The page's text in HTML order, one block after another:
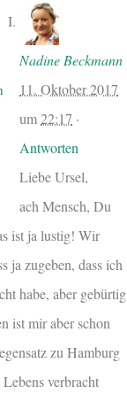
Nadine Beckmann
11. Oktober 2017
um22:17 ·
Antworten
Liebe Ursel,
ach Mensch, Du
ist ja lustig! Wir
ja zugeben, dass ich
habe, aber gebürtig
ist mir aber schon
zu Hamburg
verbracht